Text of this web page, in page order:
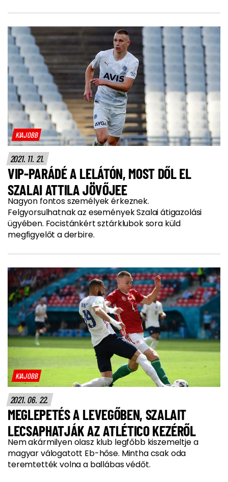
KIAJOBB
2021. 11. 21.
VIP-PARÁDÉ A LELÁTÓN, MOST DŐL EL
SZALAI ATTILA JÖVŐJEE
Nagyon fontos személyek érkeznek.
Felgyorsulhatnak az események Szalai átigazolási
ügyében. Focistánkért sztárklubok sora küld
megfigyelőt a derbire.
KIAJOBB
2021. 06. 22.
MEGLEPETÉS A LEVEGŐBEN, SZALAIT
LECSAPHATJÁK AZ ATLÉTICO KEZÉRŐL
Nem akármilyen olasz klub legfőbb kiszemeltje a
magyar válogatott Eb-hőse. Mintha csak oda
teremtették volna a ballábas védőt.